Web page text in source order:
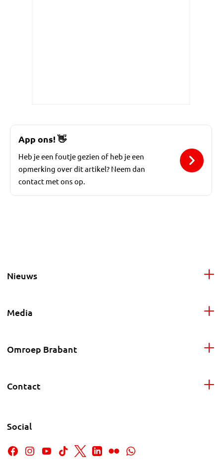
App ons!👋
Heb je een foutje gezien of heb je een
opmerking over dit artikel? Neem dan
contact met ons op.
Nieuws
Media
Omroep Brabant
Contact
Social